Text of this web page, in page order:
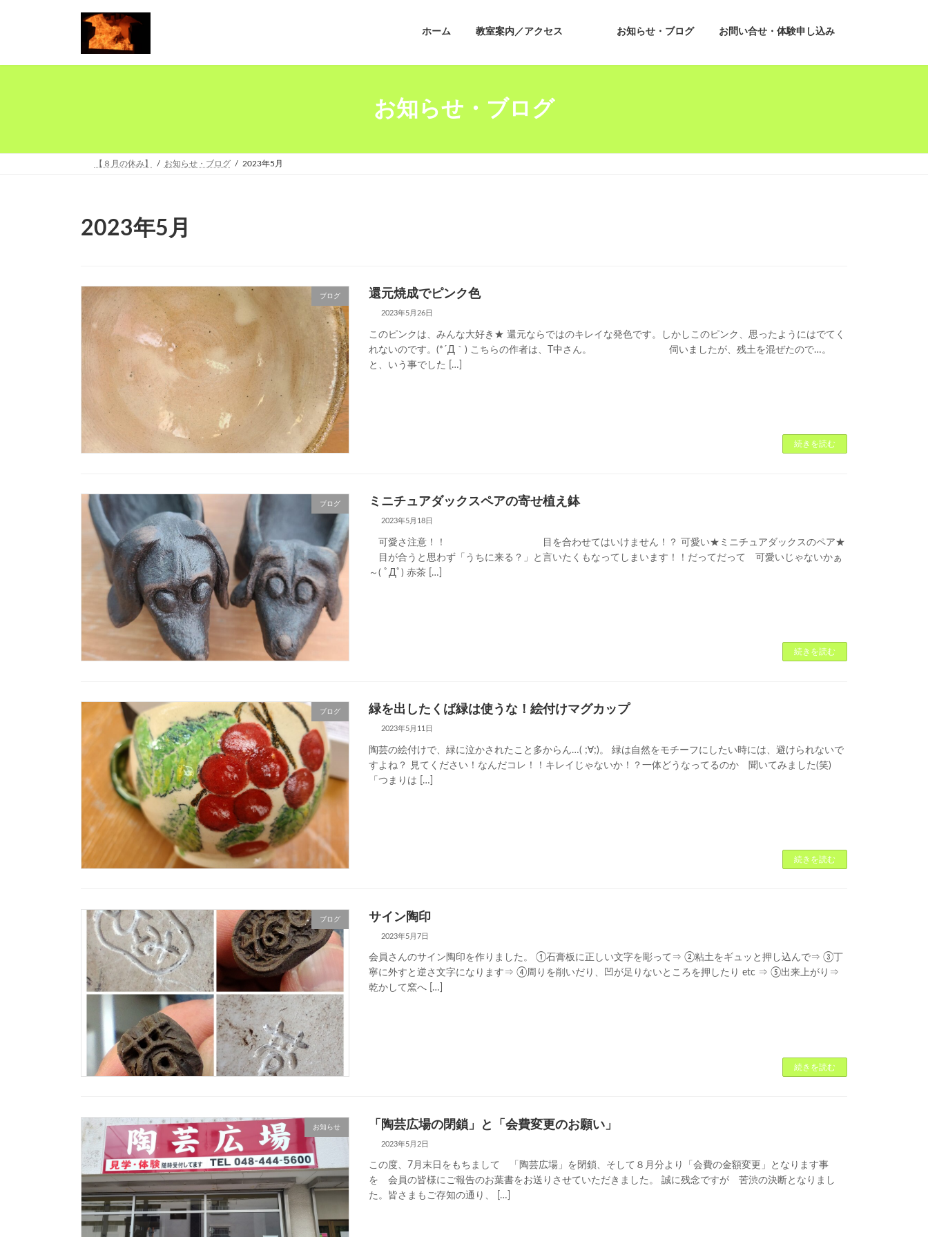
ツ
シ
ホーム 教室案内／アクセス お知らせ・ブログ お問い合せ・体験申し込み
お知らせ・ブログ
【８月の休み】 お知らせ・ブログ 2023年5月
2023年5月
ブログ 還元焼成でピンク色
2023年5月26日
このピンクは、みんな大好き★ 還元ならではのキレイな発色です。しかしこのピンク、思ったようにはでてく
れないのです。(*´Д｀) こちらの作者は、T中さん。 伺いましたが、残土を混ぜたので…。
と、いう事でした […]
続きを読む
ブログ ミニチュアダックスペアの寄せ植え鉢
2023年5月18日
可愛さ注意！！ 目を合わせてはいけません！？ 可愛い★ミニチュアダックスのペア★
目が合うと思わず「うちに来る？」と言いたくもなってしまいます！！だってだって 可愛いじゃないかぁ
～( ﾟДﾟ) 赤茶 […]
続きを読む
ブログ 緑を出したくば緑は使うな！絵付けマグカップ
2023年5月11日
陶芸の絵付けで、緑に泣かされたこと多からん…( ;∀;)。 緑は自然をモチーフにしたい時には、避けられないで
すよね？ 見てください！なんだコレ！！キレイじゃないか！？一体どうなってるのか 聞いてみました(笑)
「つまりは […]
続きを読む
ブログ サイン陶印
2023年5月7日
会員さんのサイン陶印を作りました。 ①石膏板に正しい文字を彫って⇒ ②粘土をギュッと押し込んで⇒ ③丁
寧に外すと逆さ文字になります⇒ ④周りを削いだり、凹が足りないところを押したり etc ⇒ ⑤出来上がり⇒
乾かして窯へ […]
続きを読む
お知らせ 「陶芸広場の閉鎖」と「会費変更のお願い」
2023年5月2日
この度、7月末日をもちまして 「陶芸広場」を閉鎖、そして８月分より「会費の金額変更」となります事
を 会員の皆様にご報告のお葉書をお送りさせていただきました。 誠に残念ですが 苦渋の決断となりまし
た。皆さまもご存知の通り、 […]